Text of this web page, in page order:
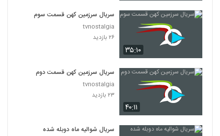
۳۵:۱۰
سریال سرزمین کهن قسمت سوم
tvnostalgia
۲۶ بازدید
۴۰:۱۱
سریال سرزمین کهن قسمت دوم
tvnostalgia
۲۳ بازدید
سریال شوالیه ماه دوبله شده